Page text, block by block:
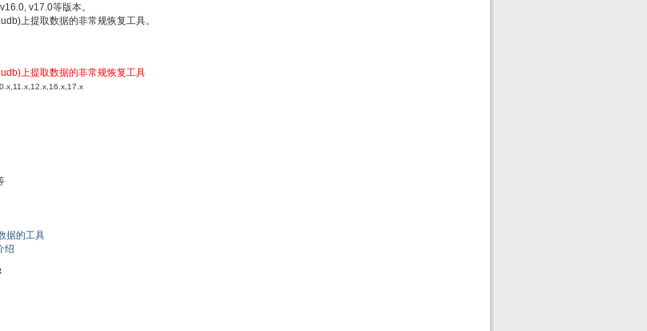
v17.0等版本。
上提取数据的非常规恢复工具。
上提取数据的非常规恢复工具
据的工具
绍